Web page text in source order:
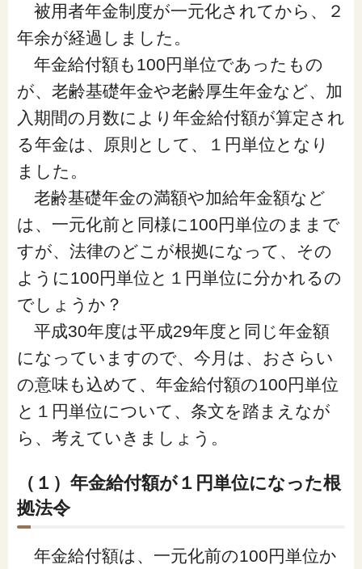
閉じる
被用者年金制度が一元化されてから、２
年余が経過しました。
年金給付額も100円単位であったもの
が、老齢基礎年金や老齢厚生年金など、加
入期間の月数により年金給付額が算定され
る年金は、原則として、１円単位となり
ました。
老齢基礎年金の満額や加給年金額など
は、一元化前と同様に100円単位のままで
すが、法律のどこが根拠になって、その
ように100円単位と１円単位に分かれるの
でしょうか？
平成30年度は平成29年度と同じ年金額
になっていますので、今月は、おさらい
の意味も込めて、年金給付額の100円単位
と１円単位について、条文を踏まえなが
ら、考えていきましょう。
（１）年金給付額が１円単位になった根
拠法令
年金給付額は、一元化前の100円単位か